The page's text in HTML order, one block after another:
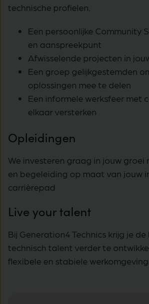
technische profielen.
Een persoonlijke Community
en aanspreekpunt
Afwisselende projecten in
Een groep gelijkgestemden
oplossingen mee te delen
Een informele werksfeer met
elkaar versterken
Opleidingen
We investeren graag in jouw groei
en begeleiding op maat van jouw
carrièrepad
Live your talent
Bij Generation4 Technics krijg je
technisch talent verder te
flexibele en stabiele werkomgeving.